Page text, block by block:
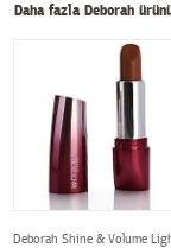
Daha fazla Deborah
Deborah Shine & Volume